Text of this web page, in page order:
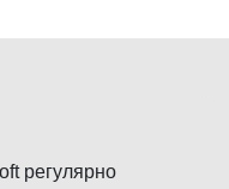
регулярно